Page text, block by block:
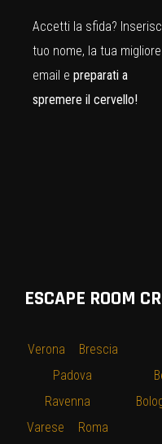
Accetti la sfida?
tuo nome, la tua migliore
email e preparati a
spremere il cervello!
ESCAPE ROOM
Verona
Brescia
Padova
Ravenna
Varese
Roma